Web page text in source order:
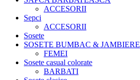
ACCESORII
Sepci
ACCESORII
Sosete
SOSETE BUMBAC & JAMBIERE
FEMEI
Sosete casual colorate
BARBATI